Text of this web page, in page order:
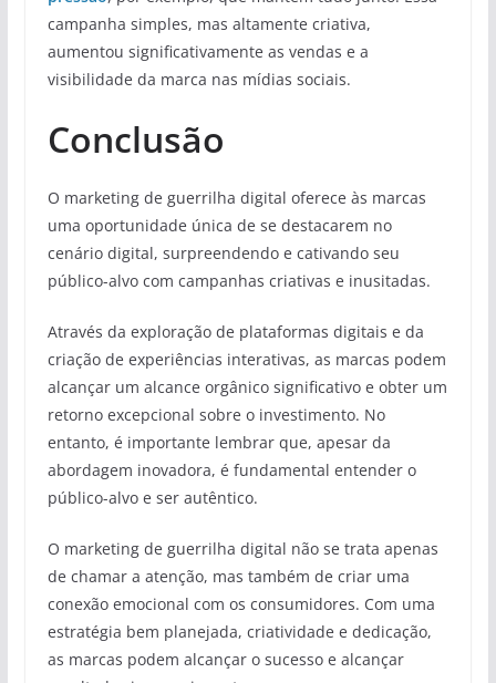
campanha simples, mas altamente criativa,
aumentou significativamente as vendas e a
visibilidade da marca nas mídias sociais.
Conclusão
O marketing de guerrilha digital oferece às marcas
uma oportunidade única de se destacarem no
cenário digital, surpreendendo e cativando seu
público-alvo com campanhas criativas e inusitadas.
Através da exploração de plataformas digitais e da
criação de experiências interativas, as marcas podem
alcançar um alcance orgânico significativo e obter um
retorno excepcional sobre o investimento. No
entanto, é importante lembrar que, apesar da
abordagem inovadora, é fundamental entender o
público-alvo e ser autêntico.
O marketing de guerrilha digital não se trata apenas
de chamar a atenção, mas também de criar uma
conexão emocional com os consumidores. Com uma
estratégia bem planejada, criatividade e dedicação,
as marcas podem alcançar o sucesso e alcançar